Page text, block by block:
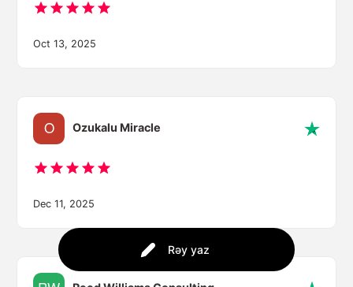
Rəy yaz
Oct 13, 2025
Ozukalu Miracle
Dec 11, 2025